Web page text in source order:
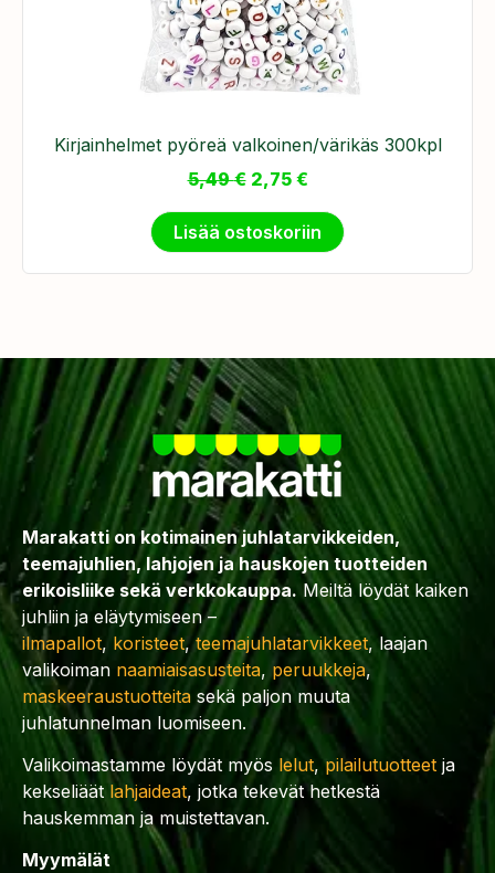
Kirjainhelmet pyöreä valkoinen/värikäs 300kpl
5,49€ 2,75 €
Lisää ostoskoriin
Marakatti on kotimainen juhlatarvikkeiden,
teemajuhlien, lahjojen ja hauskojen tuotteiden
erikoisliike sekä verkkokauppa. Meiltä löydät kaiken
juhliin ja eläytymiseen –
ilmapallot, koristeet,teemajuhlatarvikkeet, laajan
valikoiman naamiaisasusteita, peruukkeja,
maskeeraustuotteita sekä paljon muuta
juhlatunnelman luomiseen.
Valikoimastamme löydät myös lelut,pilailutuotteet ja
kekseliäät lahjaideat, jotka tekevät hetkestä
hauskemman ja muistettavan.
Myymälät